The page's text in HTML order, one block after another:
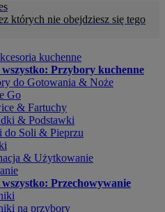
których nie obejdziesz się tego
kuchenne
wszystko: Przybory kuchenne
do Gotowania & Noże
Go
& Fartuchy
& Podstawki
do Soli & Pieprzu
& Użytkowanie
Przechowywanie
na przybory